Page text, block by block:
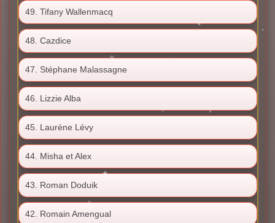
49. Tifany Wallenmacq
48. Cazdice
47. Stéphane Malassagne
46. Lizzie Alba
45. Laurène Lévy
44. Misha et Alex
43. Roman Doduik
42. Romain Amengual